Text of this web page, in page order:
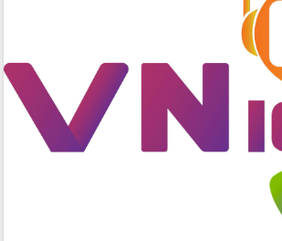
Đắk Lắk phát động hưởng ứng Ngày
Quyền của người tiêu dùng Việt Nam
2026
Đẩy mạnh cải cách hành chính, quyết
tâm đạt được mục tiêu tăng trưởng